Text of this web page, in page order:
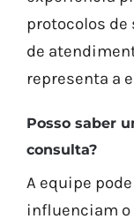
protocolos
de
representa a
Posso saber
consulta?
A equipe
influenciam o